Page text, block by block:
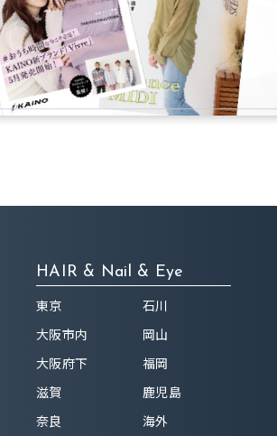
HAIR & Nail & Eye
東京
大阪市内
大阪府下
滋賀
奈良
石川
岡山
福岡
鹿児島
海外